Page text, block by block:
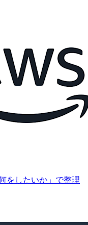
をしたいか」で整理